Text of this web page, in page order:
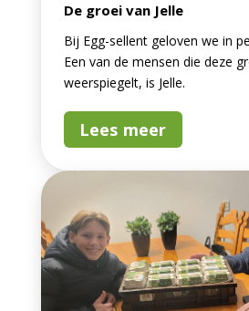
De groei van Jelle
Bij Egg-sellent geloven we in
Een van de mensen die deze
weerspiegelt, is Jelle.
Lees meer